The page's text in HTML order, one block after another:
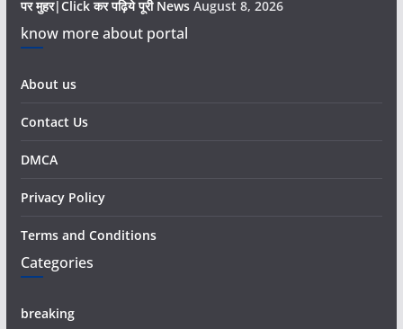
पर मुहर|Click कर पढ़िये पूरी News August 8, 2026
know more about portal
About us
Contact Us
DMCA
Privacy Policy
Terms and Conditions
Categories
breaking